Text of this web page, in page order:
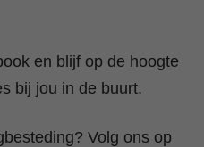
en blijf op de hoogte
bij jou in de buurt.
Volg ons op